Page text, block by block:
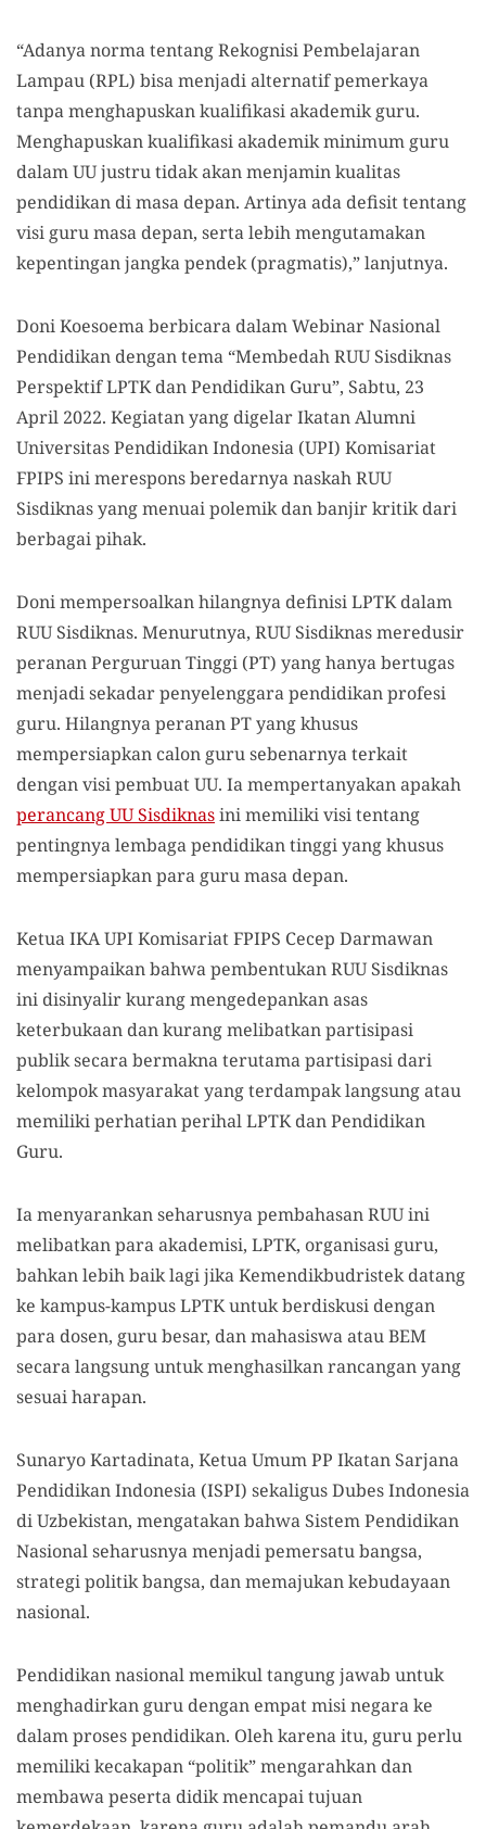
“Adanya norma tentang Rekognisi Pembelajaran
Lampau (RPL) bisa menjadi alternatif pemerkaya
tanpa menghapuskan kualifikasi akademik guru.
Menghapuskan kualifikasi akademik minimum guru
dalam UU justru tidak akan menjamin kualitas
pendidikan di masa depan. Artinya ada defisit tentang
visi guru masa depan, serta lebih mengutamakan
kepentingan jangka pendek (pragmatis),” lanjutnya.
Doni Koesoema berbicara dalam Webinar Nasional
Pendidikan dengan tema “Membedah RUU Sisdiknas
Perspektif LPTK dan Pendidikan Guru”, Sabtu, 23
April 2022. Kegiatan yang digelar Ikatan Alumni
Universitas Pendidikan Indonesia (UPI) Komisariat
FPIPS ini merespons beredarnya naskah RUU
Sisdiknas yang menuai polemik dan banjir kritik dari
berbagai pihak.
Doni mempersoalkan hilangnya definisi LPTK dalam
RUU Sisdiknas. Menurutnya, RUU Sisdiknas meredusir
peranan Perguruan Tinggi (PT) yang hanya bertugas
menjadi sekadar penyelenggara pendidikan profesi
guru. Hilangnya peranan PT yang khusus
mempersiapkan calon guru sebenarnya terkait
dengan visi pembuat UU. Ia mempertanyakan apakah
perancang UU Sisdiknasini memiliki visi tentang
pentingnya lembaga pendidikan tinggi yang khusus
mempersiapkan para guru masa depan.
Ketua IKA UPI Komisariat FPIPS Cecep Darmawan
menyampaikan bahwa pembentukan RUU Sisdiknas
ini disinyalir kurang mengedepankan asas
keterbukaan dan kurang melibatkan partisipasi
publik secara bermakna terutama partisipasi dari
kelompok masyarakat yang terdampak langsung atau
memiliki perhatian perihal LPTK dan Pendidikan
Guru.
Ia menyarankan seharusnya pembahasan RUU ini
melibatkan para akademisi, LPTK, organisasi guru,
bahkan lebih baik lagi jika Kemendikbudristek datang
ke kampus-kampus LPTK untuk berdiskusi dengan
para dosen, guru besar, dan mahasiswa atau BEM
secara langsung untuk menghasilkan rancangan yang
sesuai harapan.
Sunaryo Kartadinata, Ketua Umum PP Ikatan Sarjana
Pendidikan Indonesia (ISPI) sekaligus Dubes Indonesia
di Uzbekistan, mengatakan bahwa Sistem Pendidikan
Nasional seharusnya menjadi pemersatu bangsa,
strategi politik bangsa, dan memajukan kebudayaan
nasional.
Pendidikan nasional memikul tangung jawab untuk
menghadirkan guru dengan empat misi negara ke
dalam proses pendidikan. Oleh karena itu, guru perlu
memiliki kecakapan “politik” mengarahkan dan
membawa peserta didik mencapai tujuan